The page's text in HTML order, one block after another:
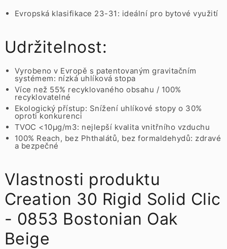
Evropská klasifikace 23-31: ideální pro bytové využití
Udržitelnost:
Vyrobeno v Evropě s patentovaným gravitačním
systémem: nízká uhlíková stopa
Více než 55% recyklovaného obsahu / 100%
recyklovatelné
Ekologický přístup: Snížení uhlíkové stopy o 30%
oproti konkurenci
TVOC <10µg/m3: nejlepší kvalita vnitřního vzduchu
100% Reach, bez Phthalátů, bez formaldehydů: zdravé
a bezpečné
Vlastnosti produktu
Creation 30 Rigid Solid Clic
- 0853 Bostonian Oak
Beige